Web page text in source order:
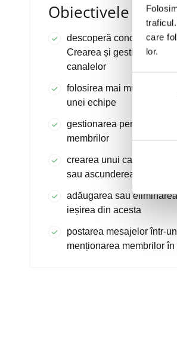
care
lor.
Obiectivele
descoperă conceptele
Crearea și gestionarea
canalelor
folosirea mai multor
unei echipe
gestionarea permisiunilor
membrilor
crearea unui canal public
sau ascunderea acestuia
adăugarea sau
ieșirea din acesta
postarea mesajelor într-
menționarea membrilor